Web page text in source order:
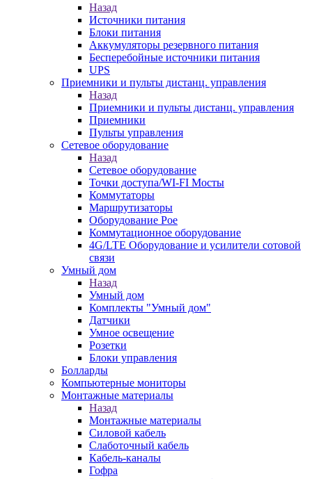
Назад
Источники питания
Блоки питания
Аккумуляторы резервного питания
Бесперебойные источники питания
UPS
Приемники и пульты дистанц. управления
Назад
Приемники и пульты дистанц. управления
Приемники
Пульты управления
Сетевое оборудование
Назад
Сетевое оборудование
Точки доступа/WI-FI Мосты
Коммутаторы
Маршрутизаторы
Оборудование Poe
Коммутационное оборудование
4G/LTE Оборудование и усилители сотовой
связи
Умный дом
Назад
Умный дом
Комплекты "Умный дом"
Датчики
Умное освещение
Розетки
Блоки управления
Болларды
Компьютерные мониторы
Монтажные материалы
Назад
Монтажные материалы
Силовой кабель
Слаботочный кабель
Кабель-каналы
Гофра